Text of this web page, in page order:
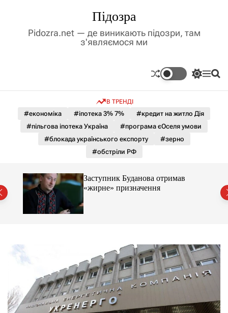
Підозра
Pidozra.net — де виникають підозри, там
з'являємося ми
П
м
к
а
ь
р
е
ж
и
М П
В ТРЕНДІ
#економіка #іпотека 3% 7%
#кредит на житло Дія
#пільгова іпотека Україна
#програма єОселя умови
#блокада українського експорту
#зерно
#обстріли РФ
Заступник Буданова отримав
«жирне» призначення